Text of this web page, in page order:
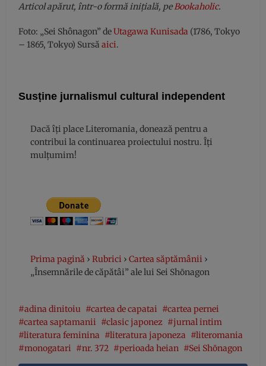
Articol apărut, într-o formă inițială, peBookaholic.
Foto: „Sei Shônagon” deUtagawa Kunisada (1786, Tokyo
– 1865, Tokyo) Sursăaici.
Susține jurnalismul cultural independent
Dacă îți place Literomania, donează pentru a
contribui la continuarea proiectului nostru. Îți
mulțumim!
Prima pagină › Rubrici › Cartea săptămânii ›
„Însemnările de căpătâi” ale lui Sei Shōnagon
adina dinitoiu cartea de capatai
cartea pernei
cartea saptamanii
clasic japonez
jurnal intim
literatura feminina
literatura japoneza
literomania
monogatari
nr. 372 perioada heian Sei Shōnagon